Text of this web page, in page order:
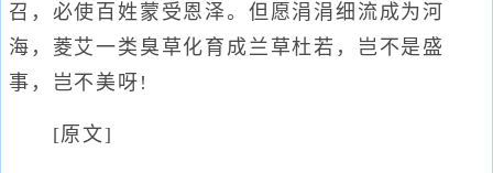
召，必使百姓蒙受恩泽。但愿涓涓细流成为河
海，菱艾一类臭草化育成兰草杜若，岂不是盛
事，岂不美呀!
[原文]